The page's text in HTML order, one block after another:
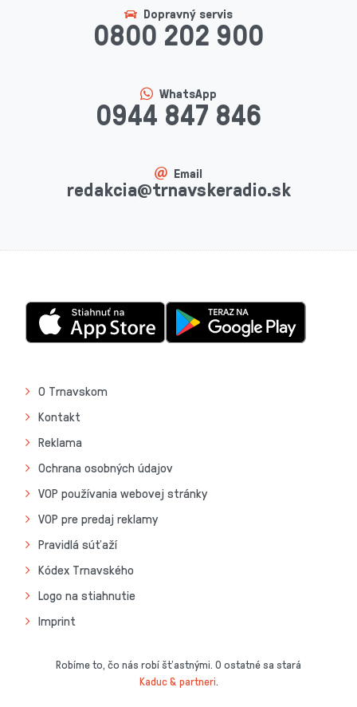
Dopravný servis
0800 202 900
WhatsApp
0944 847 846
Email
redakcia@trnavskeradio.sk
O Trnavskom
Kontakt
Reklama
Ochrana osobných údajov
VOP používania webovej stránky
VOP pre predaj reklamy
Pravidlá súťaží
Kódex Trnavského
Logo na stiahnutie
Imprint
Robíme to, čo nás robí šťastnými. O ostatné sa stará
Kaduc & partneri.